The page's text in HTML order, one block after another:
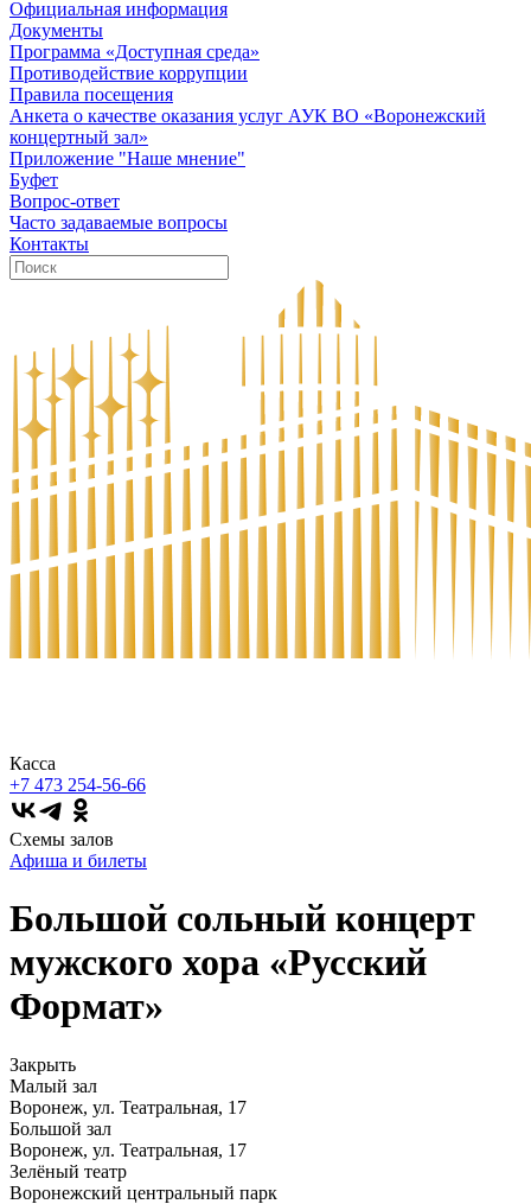
Официальная информация
Документы
Программа «Доступная среда»
Противодействие коррупции
Правила посещения
Анкета о качестве оказания услуг АУК ВО «Воронежский
концертный зал»
Приложение "Наше мнение"
Буфет
Вопрос-ответ
Часто задаваемые вопросы
Контакты
Касса
+7 473 254-56-66
Схемы залов
Афиша и билеты
Большой сольный концерт
мужского хора «Русский
Формат»
Закрыть
Малый зал
Воронеж, ул. Театральная, 17
Большой зал
Воронеж, ул. Театральная, 17
Зелёный театр
Воронежский центральный парк